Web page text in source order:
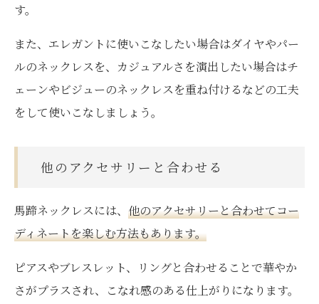
す。
また、エレガントに使いこなしたい場合はダイヤやパー
ルのネックレスを、カジュアルさを演出したい場合はチ
ェーンやビジューのネックレスを重ね付けるなどの工夫
をして使いこなしましょう。
他のアクセサリーと合わせる
馬蹄ネックレスには、 他のアクセサリーと合わせてコー
ディネートを楽しむ方法もあります。
ピアスやブレスレット、リングと合わせることで華やか
さがプラスされ、こなれ感のある仕上がりになります。